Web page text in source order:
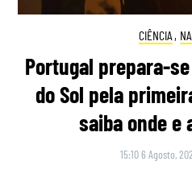
CIÊNCIA ,
Portugal prepara-
do Sol pela
saiba onde e
15:10 6 Agosto,